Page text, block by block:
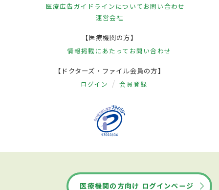
医療広告ガイドラインについてお問い合わせ
運営会社
【医療機関の方】
情報掲載にあたって お問い合わせ
【ドクターズ・ファイル会員の方】
ログイン 会員登録
医療機関の方向け ログインページ